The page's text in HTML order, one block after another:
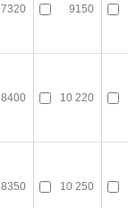
7320 9150
8400 10 220
8350 10 250